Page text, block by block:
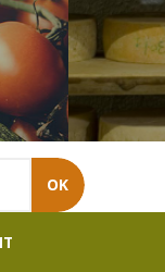
HEBDOMADAIRE
OK